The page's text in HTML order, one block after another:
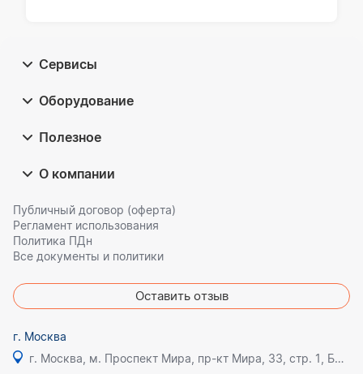
Сервисы
Оборудование
Полезное
О компании
Публичный договор (оферта)
Регламент использования
Политика ПДн
Все документы и политики
Оставить отзыв
г. Москва
г. Москва, м. Проспект Мира, пр-кт Мира, 33, стр. 1, БЦ Олимпик плаза